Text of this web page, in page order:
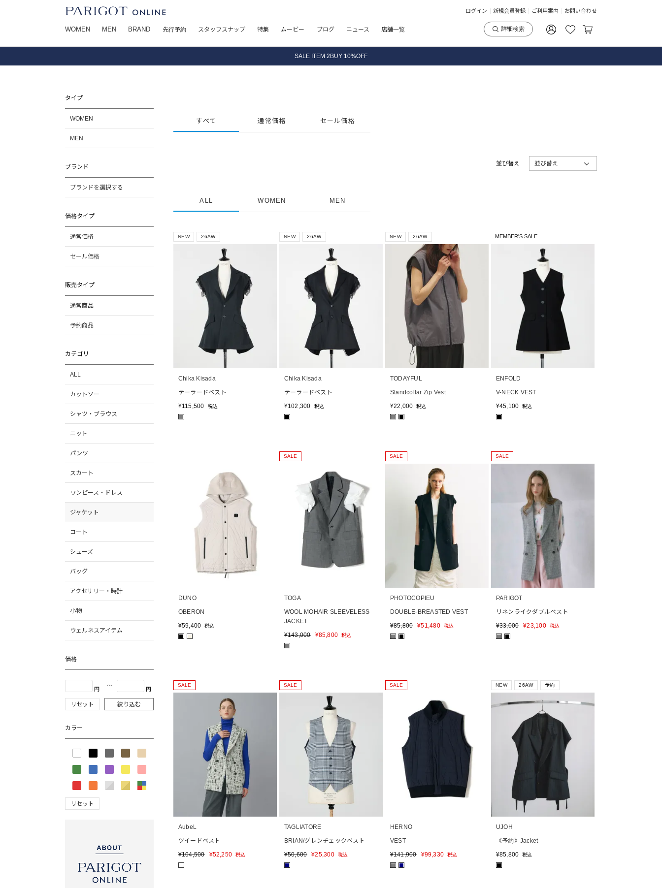
ログイン 新規会員登録 ご利用案内 お問い合わせ
WOMEN MEN BRAND 先行予約 スタッフスナップ 特集 ムービー ブログ ニュース 店舗一覧 詳細検索
全国送料無料｜全品正規取扱
タイプ
WOMEN
MEN
ブランド
ブランドを選択する
価格タイプ
通常価格
セール価格
販売タイプ
通常商品
予約商品
カテゴリ
ALL
カットソー
シャツ・ブラウス
ニット
パンツ
スカート
ワンピース・ドレス
ジャケット
コート
シューズ
バッグ
アクセサリー・時計
小物
ウェルネスアイテム
価格
円
〜
円
リセット 絞り込む
カラー
リセット
すべて 通常価格 セール価格
並び替え 並び替え
ALL WOMEN MEN
NEW 26AW
Chika Kisada
テーラードベスト
¥115,500 税込
■
NEW 26AW
Chika Kisada
テーラードベスト
¥102,300 税込
■
NEW 26AW
TODAYFUL
Standcollar Zip Vest
¥22,000 税込
■ ■
MEMBER'S SALE
ENFOLD
V-NECK VEST
¥45,100 税込
■
DUNO
OBERON
¥59,400 税込
■ ■
SALE
TOGA
WOOL MOHAIR SLEEVELESS
JACKET
¥143,000 ¥85,800 税込
■
SALE
PHOTOCOPIEU
DOUBLE-BREASTED VEST
¥85,800 ¥51,480 税込
■ ■
SALE
PARIGOT
リネンライクダブルベスト
¥33,000 ¥23,100 税込
■ ■
SALE
AubeL
ツイードベスト
¥104,500 ¥52,250 税込
SALE
TAGLIATORE
BRIAN/グレンチェックベスト
¥50,600 ¥25,300 税込
■
SALE
HERNO
VEST
¥141,900 ¥99,330 税込
■ ■
NEW 26AW 予約
UJOH
《予約》Jacket
¥85,800 税込
■